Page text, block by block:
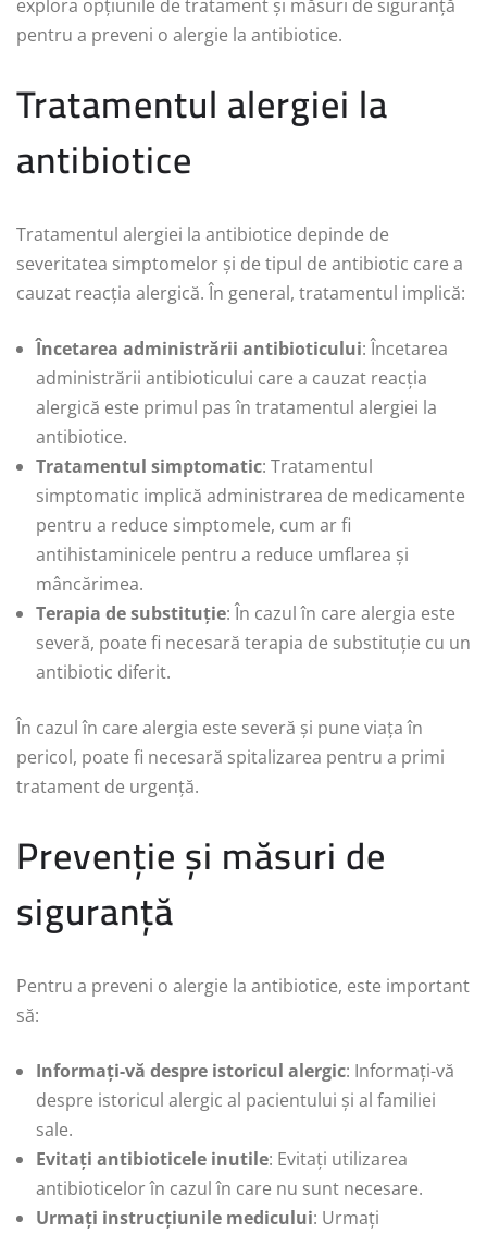
explora opțiunile de tratament și măsuri de siguranță
pentru a preveni o alergie la antibiotice.
Tratamentul alergiei la
antibiotice
Tratamentul alergiei la antibiotice depinde de
severitatea simptomelor și de tipul de antibiotic care a
cauzat reacția alergică. În general, tratamentul implică:
Încetarea administrării antibioticului: Încetarea
administrării antibioticului care a cauzat reacția
alergică este primul pas în tratamentul alergiei la
antibiotice.
Tratamentul simptomatic: Tratamentul
simptomatic implică administrarea de medicamente
pentru a reduce simptomele, cum ar fi
antihistaminicele pentru a reduce umflarea și
mâncărimea.
Terapia de substituție: În cazul în care alergia este
severă, poate fi necesară terapia de substituție cu un
antibiotic diferit.
În cazul în care alergia este severă și pune viața în
pericol, poate fi necesară spitalizarea pentru a primi
tratament de urgență.
Prevenție și măsuri de
siguranță
Pentru a preveni o alergie la antibiotice, este important
să:
Informați-vă despre istoricul alergic: Informați-vă
despre istoricul alergic al pacientului și al familiei
sale.
Evitați antibioticele inutile: Evitați utilizarea
antibioticelor în cazul în care nu sunt necesare.
Urmați instrucțiunile medicului: Urmați